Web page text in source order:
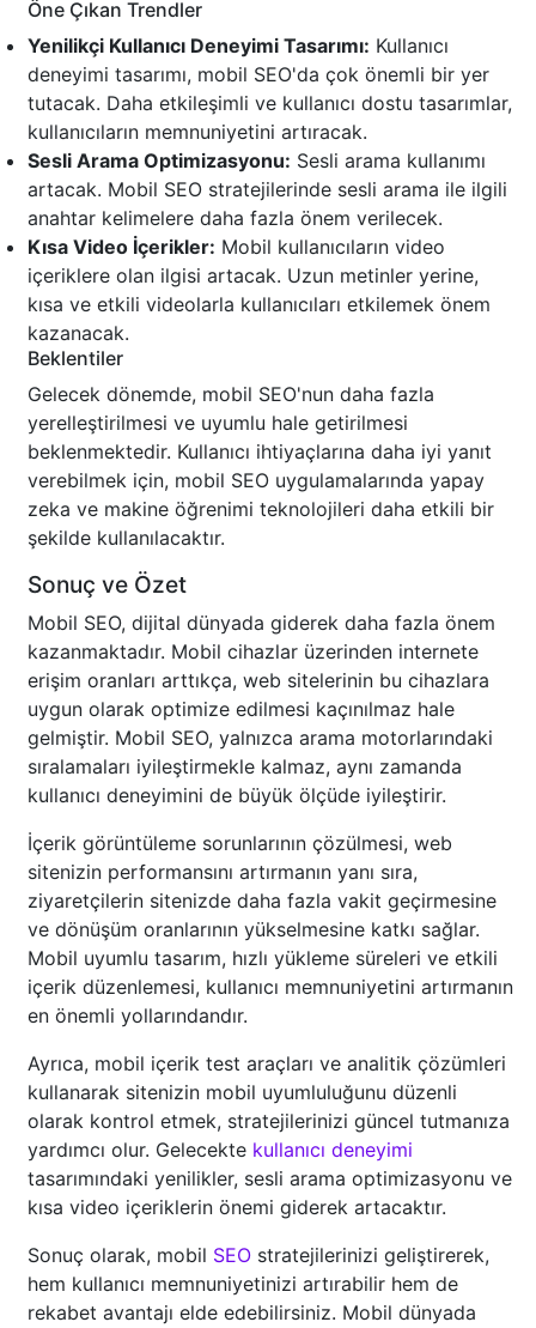
Öne Çıkan Trendler
Yenilikçi Kullanıcı Deneyimi Tasarımı: Kullanıcı
deneyimi tasarımı, mobil SEO'da çok önemli bir yer
tutacak. Daha etkileşimli ve kullanıcı dostu tasarımlar,
kullanıcıların memnuniyetini artıracak.
Sesli Arama Optimizasyonu: Sesli arama kullanımı
artacak. Mobil SEO stratejilerinde sesli arama ile ilgili
anahtar kelimelere daha fazla önem verilecek.
Kısa Video İçerikler: Mobil kullanıcıların video
içeriklere olan ilgisi artacak. Uzun metinler yerine,
kısa ve etkili videolarla kullanıcıları etkilemek önem
kazanacak.
Beklentiler
Gelecek dönemde, mobil SEO'nun daha fazla
yerelleştirilmesi ve uyumlu hale getirilmesi
beklenmektedir. Kullanıcı ihtiyaçlarına daha iyi yanıt
verebilmek için, mobil SEO uygulamalarında yapay
zeka ve makine öğrenimi teknolojileri daha etkili bir
şekilde kullanılacaktır.
Sonuç ve Özet
Mobil SEO, dijital dünyada giderek daha fazla önem
kazanmaktadır. Mobil cihazlar üzerinden internete
erişim oranları arttıkça, web sitelerinin bu cihazlara
uygun olarak optimize edilmesi kaçınılmaz hale
gelmiştir. Mobil SEO, yalnızca arama motorlarındaki
sıralamaları iyileştirmekle kalmaz, aynı zamanda
kullanıcı deneyimini de büyük ölçüde iyileştirir.
İçerik görüntüleme sorunlarının çözülmesi, web
sitenizin performansını artırmanın yanı sıra,
ziyaretçilerin sitenizde daha fazla vakit geçirmesine
ve dönüşüm oranlarının yükselmesine katkı sağlar.
Mobil uyumlu tasarım, hızlı yükleme süreleri ve etkili
içerik düzenlemesi, kullanıcı memnuniyetini artırmanın
en önemli yollarındandır.
Ayrıca, mobil içerik test araçları ve analitik çözümleri
kullanarak sitenizin mobil uyumluluğunu düzenli
olarak kontrol etmek, stratejilerinizi güncel tutmanıza
yardımcı olur. Gelecekte kullanıcı deneyimi
tasarımındaki yenilikler, sesli arama optimizasyonu ve
kısa video içeriklerin önemi giderek artacaktır.
Sonuç olarak, mobil SEO stratejilerinizi geliştirerek,
hem kullanıcı memnuniyetinizi artırabilir hem de
rekabet avantajı elde edebilirsiniz. Mobil dünyada